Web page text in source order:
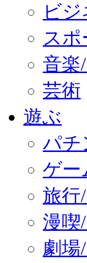
ビ
スポ
音楽
芸術
遊ぶ
パチ
ゲー
旅行
漫喫
劇場